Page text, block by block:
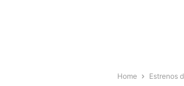
Home Estrenos